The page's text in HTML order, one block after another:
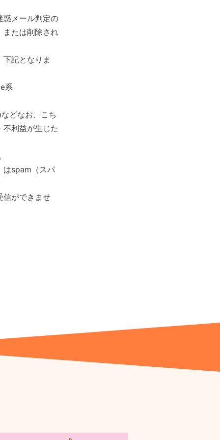
惑メール判定の
または削除され
記となりま
系
どなお、こち
利益が生じた
はspam（スパ
信ができませ